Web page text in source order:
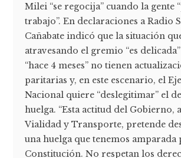
Milei “se regocija” cuando la gente
trabajo”. En declaraciones a Radio
Cañabate indicó que la situación
atravesando el gremio “es
“hace 4 meses” no tienen
paritarias y, en este escenario, el
Nacional quiere “deslegitimar” el
huelga. “Esta actitud del Gobierno,
Vialidad y Transporte, pretende
una huelga que tenemos amparada
Constitución. No respetan los